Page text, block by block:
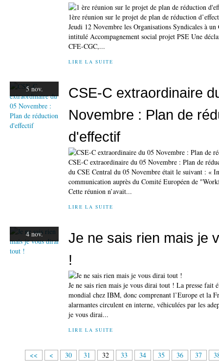
1ère réunion sur le projet de plan de réduction
Jeudi 12 Novembre les Organisations Syndicales à
intitulé Accompagnement social projet PSE Une
CFE-CGC,...
LIRE LA SUITE
5 nov.
CSE-C extraordinaire
Novembre : Plan de
d'effectif
CSE-C extraordinaire du 05 Novembre : Plan de
du CSE Central du 05 Novembre était le suivant : «
communication auprès du Comité Européen de
Cette réunion n’avait...
LIRE LA SUITE
4 nov.
Je ne sais rien mais je
!
Je ne sais rien mais je vous dirai tout ! La presse fait
mondial chez IBM, donc comprenant l’Europe et la
alarmantes circulent en interne, véhiculées par les
je vous dirai...
LIRE LA SUITE
<< <
1
2
30 31 32 33 34 35 36 37